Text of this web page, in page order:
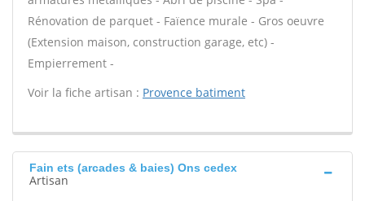
Rénovation de parquet - Faïence murale - Gros oeuvre
(Extension maison, construction garage, etc) -
Empierrement -
Voir la fiche artisan : Provence batiment
Fain ets (arcades & baies) Ons cedex
Artisan